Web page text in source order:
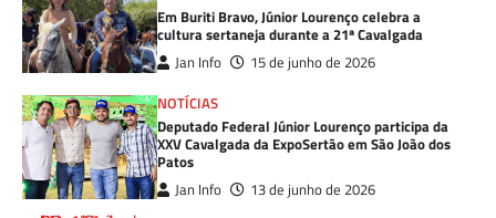
Em Buriti Bravo, Júnior Lourenço celebra a
cultura sertaneja durante a 21ª Cavalgada
Jan Info
15 de junho de 2026
NOTÍCIAS
Deputado Federal Júnior Lourenço participa da
XXV Cavalgada da ExpoSertão em São João dos
Patos
Jan Info
13 de junho de 2026